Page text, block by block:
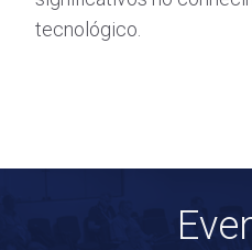
tecnológico.